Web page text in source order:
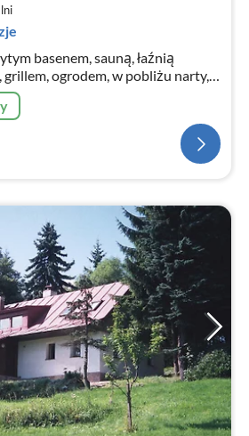
basenem, sauną, łaźnią
ogrodem, w pobliżu narty,
35 minut. W domu 4 lub 5
dalej.